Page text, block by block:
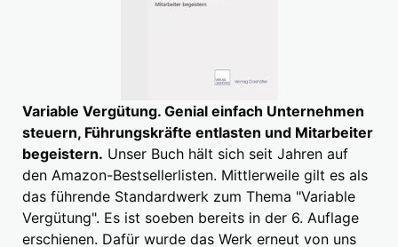
Variable Vergütung. Genial einfach Unternehmen
steuern, Führungskräfte entlasten und Mitarbeiter
begeistern. Unser Buch hält sich seit Jahren auf
den Amazon-Bestsellerlisten. Mittlerweile gilt es als
das führende Standardwerk zum Thema "Variable
Vergütung". Es ist soeben bereits in der 6. Auflage
erschienen. Dafür wurde das Werk erneut von uns